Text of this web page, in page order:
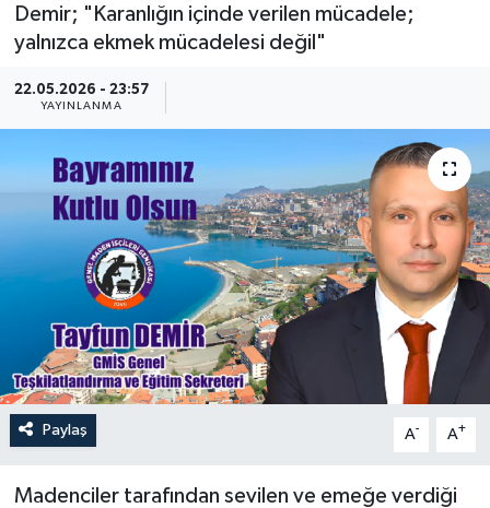
Demir; "Karanlığın içinde verilen mücadele;
yalnızca ekmek mücadelesi değil"
22.05.2026 - 23:57
YAYINLANMA
Paylaş A- A+
Madenciler tarafından sevilen ve emeğe verdiği
Kilimli
Devrek
Mesaj
Dergim
Ulusal
Puan Durumu ve Fikstür
Son Dakika Haberleri
Haber Arşivi